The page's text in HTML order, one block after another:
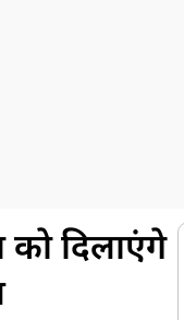
दिलाएंगे